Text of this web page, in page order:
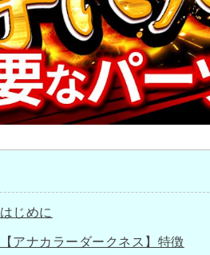
はじめに
【アナカラーダークネス】特徴